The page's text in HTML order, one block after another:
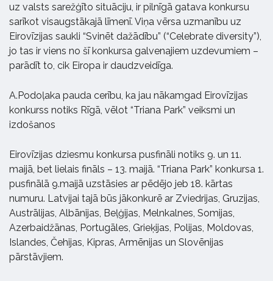
uz valsts sarežģīto situāciju, ir pilnīgā gatava konkursu
sarīkot visaugstākajā līmenī. Viņa vērsa uzmanību uz
Eirovīzijas saukli “Svinēt dažādību” (“Celebrate diversity”),
jo tas ir viens no šī konkursa galvenajiem uzdevumiem –
parādīt to, cik Eiropa ir daudzveidīga.
A.Podoļaka pauda cerību, ka jau nākamgad Eirovīzijas
konkurss notiks Rīgā, vēlot “Triana Park” veiksmi un
izdošanos
Eirovīzijas dziesmu konkursa pusfināli notiks 9. un 11.
maijā, bet lielais fināls – 13. maijā. “Triana Park” konkursa 1.
pusfinālā 9.maijā uzstāsies ar pēdējo jeb 18. kārtas
numuru. Latvijai tajā būs jākonkurē ar Zviedrijas, Gruzijas,
Austrālijas, Albānijas, Beļģijas, Melnkalnes, Somijas,
Azerbaidžānas, Portugāles, Grieķijas, Polijas, Moldovas,
Islandes, Čehijas, Kipras, Armēnijas un Slovēnijas
pārstāvjiem.